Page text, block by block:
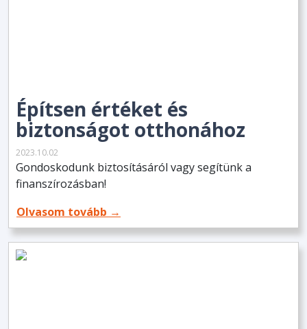
Építsen értéket és
biztonságot otthonához
2023.10.02
Gondoskodunk biztosításáról vagy segítünk a
finanszírozásban!
Olvasom tovább →